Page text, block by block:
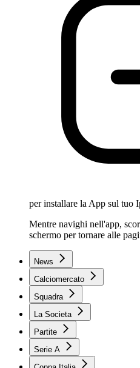
per installare la App sul tuo
Mentre navighi nell'app,
schermo per tornare alle
News
Calciomercato
Squadra
La Societa
Partite
Serie A